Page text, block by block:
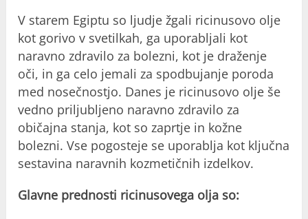
V starem Egiptu so ljudje žgali ricinusovo olje
kot gorivo v svetilkah, ga uporabljali kot
naravno zdravilo za bolezni, kot je draženje
oči, in ga celo jemali za spodbujanje poroda
med nosečnostjo. Danes je ricinusovo olje še
vedno priljubljeno naravno zdravilo za
običajna stanja, kot so zaprtje in kožne
bolezni. Vse pogosteje se uporablja kot ključna
sestavina naravnih kozmetičnih izdelkov.
Glavne prednosti ricinusovega olja so: